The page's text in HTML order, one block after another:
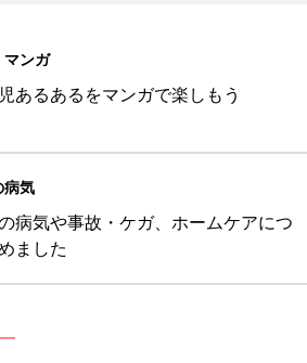
マンガ
あるあるをマンガで楽しもう
病気
病気や事故・ケガ、ホームケアにつ
ました